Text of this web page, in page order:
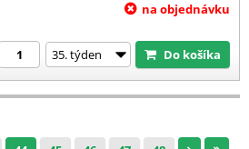
na objednávku
Do košíka